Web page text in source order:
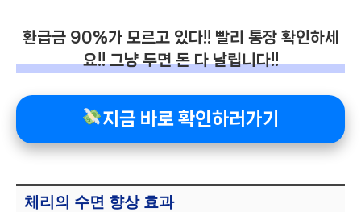
환급금 90%가 모르고 있다!! 빨리 통장 확인하세
요!! 그냥 두면 돈 다 날립니다!!
지금 바로 확인하러가기
체리의 수면 향상 효과